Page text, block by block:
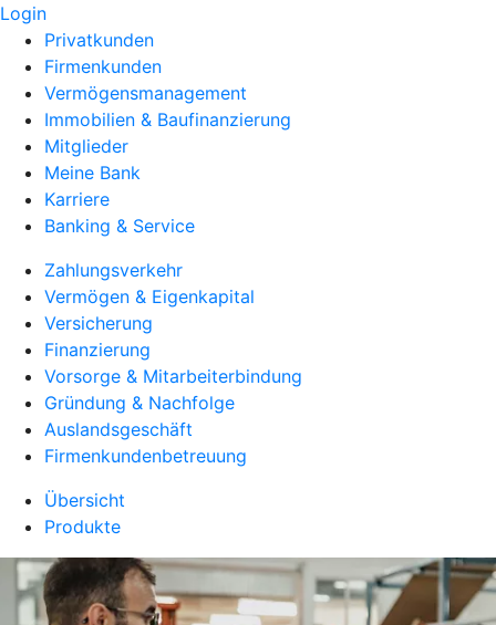
Login
Privatkunden
Firmenkunden
Vermögensmanagement
Immobilien & Baufinanzierung
Mitglieder
Meine Bank
Karriere
Banking & Service
Zahlungsverkehr
Vermögen & Eigenkapital
Versicherung
Finanzierung
Vorsorge & Mitarbeiterbindung
Gründung & Nachfolge
Auslandsgeschäft
Firmenkundenbetreuung
Übersicht
Produkte